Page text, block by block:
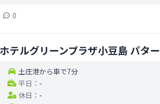
0
ホテルグリーンプラザ小豆島 パタ
土庄港から車で7分
平日： -
休日： -